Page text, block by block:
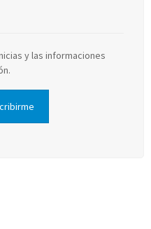
y las informaciones